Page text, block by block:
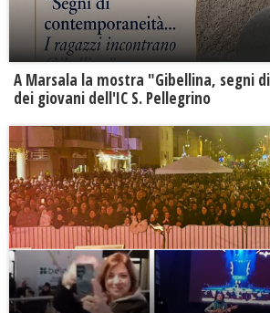
A Marsala la mostra "Gibellina, segni
dei giovani dell'IC S. Pellegrino